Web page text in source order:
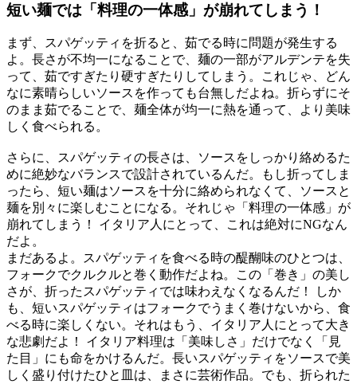
短い麺では「料理の一体感」が崩れてしまう！
まず、スパゲッティを折ると、茹でる時に問題が発生する
よ。長さが不均一になることで、麺の一部がアルデンテを失
って、茹ですぎたり硬すぎたりしてしまう。これじゃ、どん
なに素晴らしいソースを作っても台無しだよね。折らずにそ
のまま茹でることで、麺全体が均一に熱を通って、より美味
しく食べられる。
さらに、スパゲッティの長さは、ソースをしっかり絡めるた
めに絶妙なバランスで設計されているんだ。もし折ってしま
ったら、短い麺はソースを十分に絡められなくて、ソースと
麺を別々に楽しむことになる。それじゃ「料理の一体感」が
崩れてしまう！ イタリア人にとって、これは絶対にNGなん
だよ。
まだあるよ。スパゲッティを食べる時の醍醐味のひとつは、
フォークでクルクルと巻く動作だよね。この「巻き」の美し
さが、折ったスパゲッティでは味わえなくなるんだ！ しか
も、短いスパゲッティはフォークでうまく巻けないから、食
べる時に楽しくない。それはもう、イタリア人にとって大き
な悲劇だよ！ イタリア料理は「美味しさ」だけでなく「見
た目」にも命をかけるんだ。長いスパゲッティをソースで美
しく盛り付けたひと皿は、まさに芸術作品。でも、折られた